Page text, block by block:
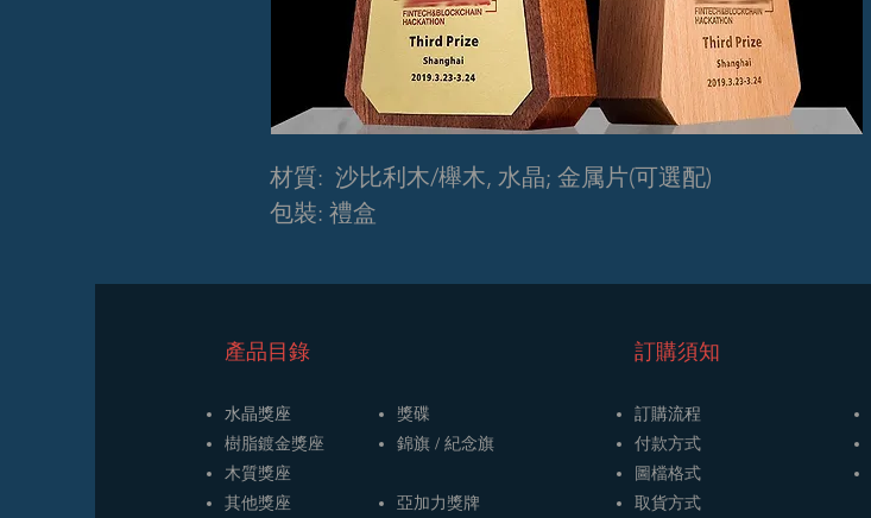
材質: 沙比利木/櫸木, 水晶; 金属片(可選配)
包裝: 禮盒
​產品目錄
水晶獎座
樹脂鍍金獎座
木質獎座
其他獎座
獎碟
​​錦旗 / 紀念旗
亞加力獎牌
訂購須知
訂購流程
​付款方式
圖檔格式
取貨方式